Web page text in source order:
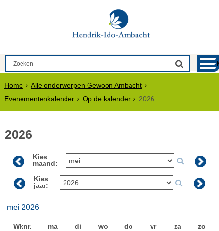
Home
Alle onderwerpen Gewoon Ambacht
Evenementenkalender
Op de kalender 2026
2026
Kies
maand:
Kies
jaar:
mei 2026
Wknr. ma di wo do vr za
zo